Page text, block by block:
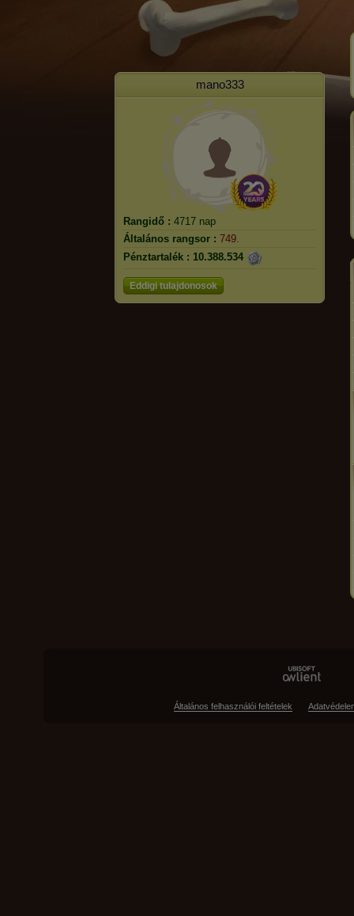
mano333
Rangidő : 4717 nap
Általános rangsor : 749.
Pénztartalék : 10.388.534
Eddigi tulajdonosok
Általános felhasználói feltételek